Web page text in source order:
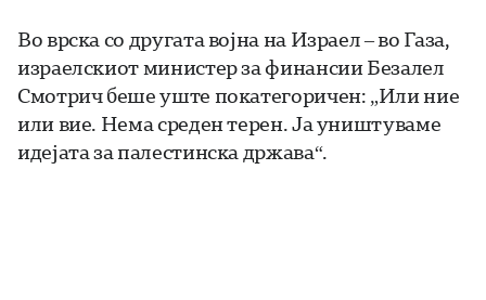
Во врска со другата војна на Израел – во Газа,
израелскиот министер за финансии Безалел
Смотрич беше уште покатегоричен: „Или ние
или вие. Нема среден терен. Ја уништуваме
идејата за палестинска држава“.